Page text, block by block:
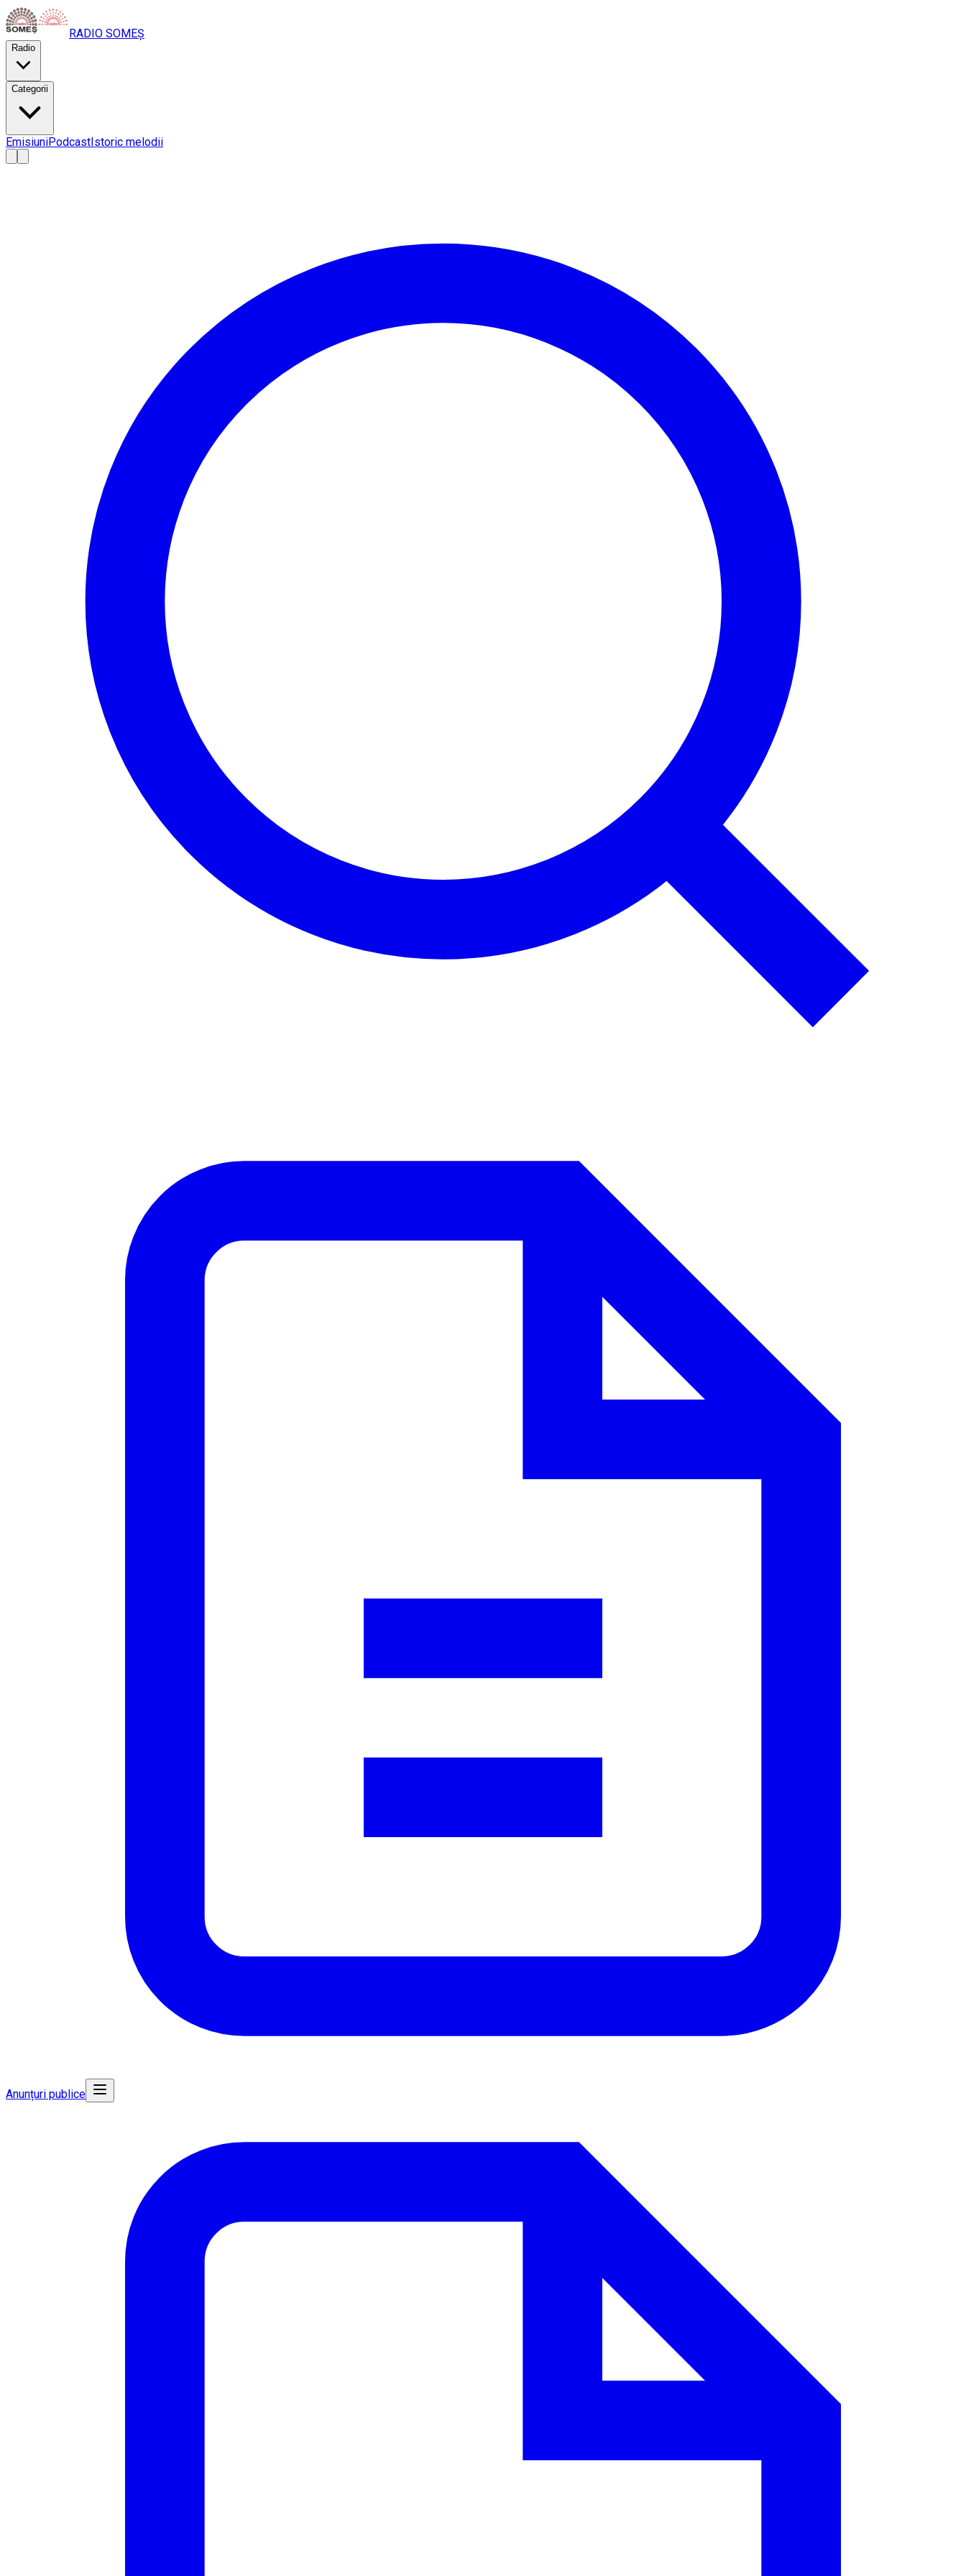
RADIO SOMEȘ
Radio
Categorii
EmisiuniPodcastIstoric melodii
AA
Anunțuri publice